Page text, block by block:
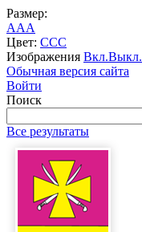
Размер:
AAA
Цвет: CCC
Изображения Вкл.Выкл.
Обычная версия сайта
Войти
Поиск
Все результаты